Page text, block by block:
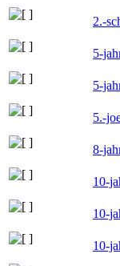
2.-
5-
5-
5.-
8-
10-
10-
10-